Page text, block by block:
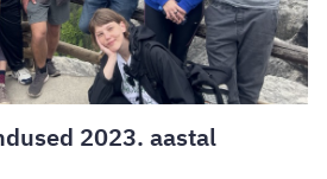
2023. aastal